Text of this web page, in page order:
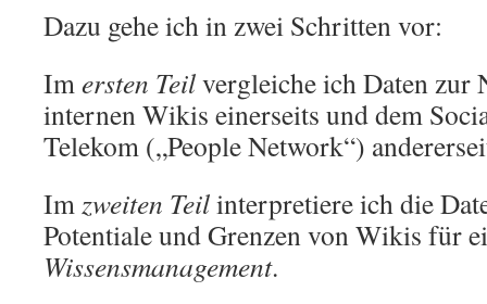
Dazu gehe ich in zwei Schritten vor:
Imersten Teilvergleiche ich Daten zur
internen Wikis einerseits und dem
Telekom („People Network“)
Imzweiten Teilinterpretiere ich die
Potentiale und Grenzen von Wikis für
Wissensmanagement.